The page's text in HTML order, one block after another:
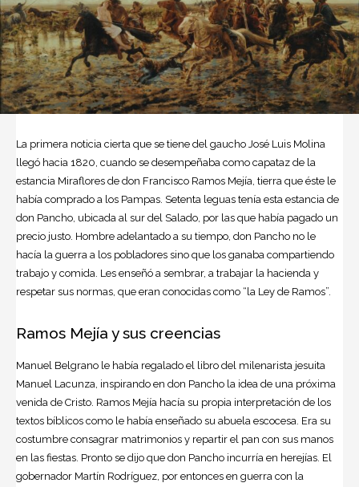
La primera noticia cierta que se tiene del gaucho José Luis Molina
llegó hacia 1820, cuando se desempeñaba como capataz de la
estancia Miraflores de don Francisco Ramos Mejía, tierra que éste le
había comprado a los Pampas. Setenta leguas tenía esta estancia de
don Pancho, ubicada al sur del Salado, por las que había pagado un
precio justo. Hombre adelantado a su tiempo, don Pancho no le
hacía la guerra a los pobladores sino que los ganaba compartiendo
trabajo y comida. Les enseñó a sembrar, a trabajar la hacienda y
respetar sus normas, que eran conocidas como “la Ley de Ramos”.
Ramos Mejía y sus creencias
Manuel Belgrano le había regalado el libro del milenarista jesuita
Manuel Lacunza, inspirando en don Pancho la idea de una próxima
venida de Cristo. Ramos Mejía hacía su propia interpretación de los
textos bíblicos como le había enseñado su abuela escocesa. Era su
costumbre consagrar matrimonios y repartir el pan con sus manos
en las fiestas. Pronto se dijo que don Pancho incurría en herejías. El
gobernador Martín Rodríguez, por entonces en guerra con la